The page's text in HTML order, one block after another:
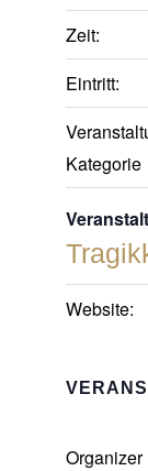
Zeit:
Eintritt:
Kategorie
Website:
Organizer